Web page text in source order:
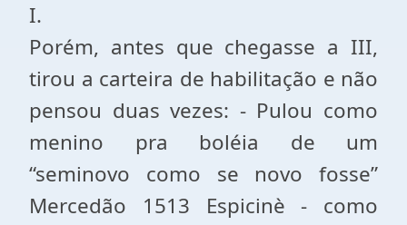
I.
Porém, antes que chegasse a III,
tirou a carteira de habilitação e não
pensou duas vezes: - Pulou como
menino pra boléia de um
“seminovo como se novo fosse”
Mercedão 1513 Espicinè - como